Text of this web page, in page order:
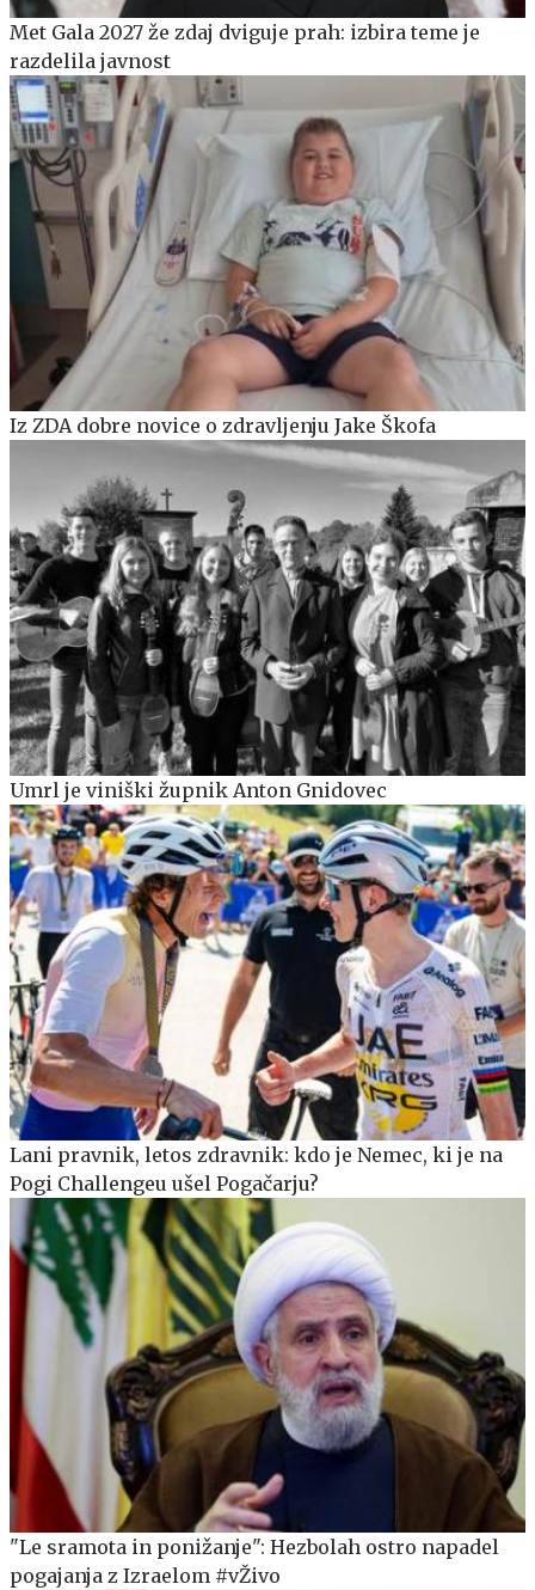
Met Gala 2027 že zdaj dviguje prah: izbira teme je
razdelila javnost
Iz ZDA dobre novice o zdravljenju Jake Škofa
Umrl je viniški župnik Anton Gnidovec
Lani pravnik, letos zdravnik: kdo je Nemec, ki je na
Pogi Challengeu ušel Pogačarju?
"Le sramota in ponižanje": Hezbolah ostro napadel
pogajanja z Izraelom #vŽivo